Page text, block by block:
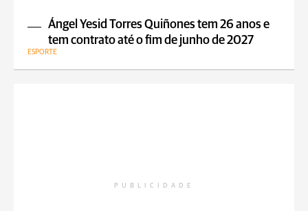
Ángel Yesid Torres Quiñones tem 26 anos e
tem contrato até o fim de junho de 2027
ESPORTE
PUBLICIDADE